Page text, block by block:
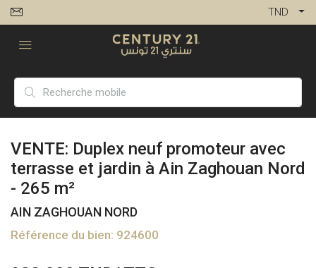
TND
VENTE: Duplex neuf promoteur avec
terrasse et jardin à Ain Zaghouan Nord
- 265 m²
AIN ZAGHOUAN NORD
Référence du bien: 924600